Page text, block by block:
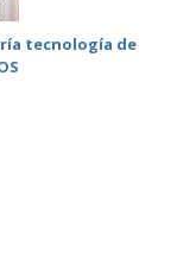
tecnología de